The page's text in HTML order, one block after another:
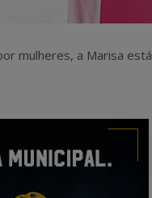
mulheres, a Marisa está